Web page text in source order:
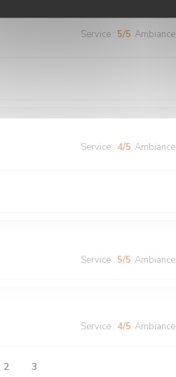
Service : 5/5 Ambiance
Service : 4/5 Ambiance
Service : 5/5 Ambiance
Service : 4/5 Ambiance
2 3